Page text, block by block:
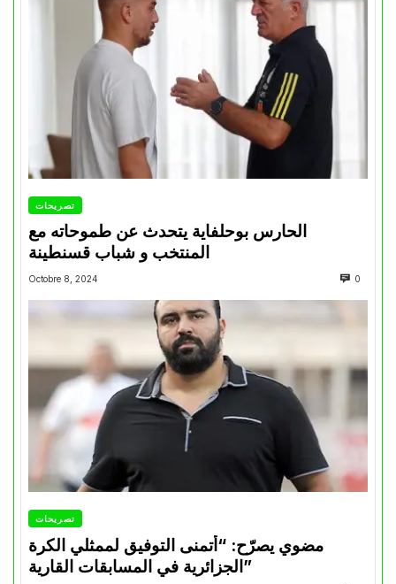
تصريحات
الحارس بوحلفاية يتحدث عن طموحاته مع
المنتخب و شباب قسنطينة
Octobre 8, 2024 0
تصريحات
مضوي يصرّح: “أتمنى التوفيق لممثلي الكرة
الجزائرية في المسابقات القارية”